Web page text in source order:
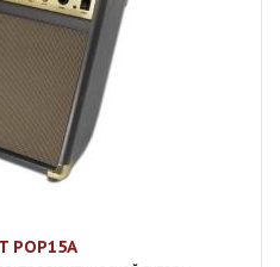
POP15A